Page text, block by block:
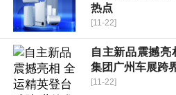
热点
[11-22]
自主新品震撼
集团广州车展跨
[11-22]